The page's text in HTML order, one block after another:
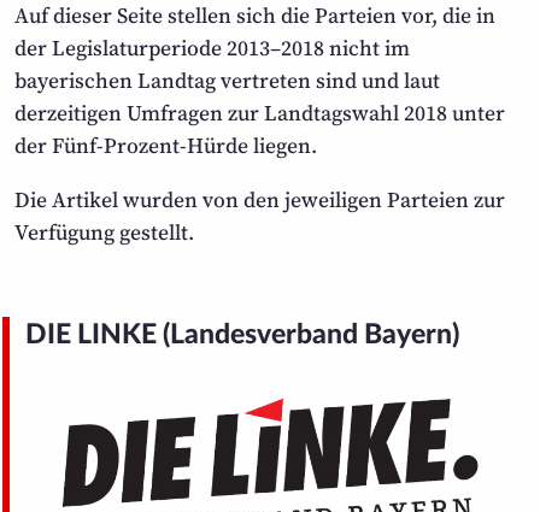
Auf dieser Seite stellen sich die Parteien vor, die in
der Legislatur­periode 2013–2018 nicht im
bayerischen Landtag vertreten sind und laut
derzeitigen Umfragen zur Landtags­wahl 2018 unter
der Fünf-Prozent-Hürde liegen.
Die Artikel wurden von den jeweiligen Parteien zur
Verfügung gestellt.
DIE LINKE (Landesverband Bayern)